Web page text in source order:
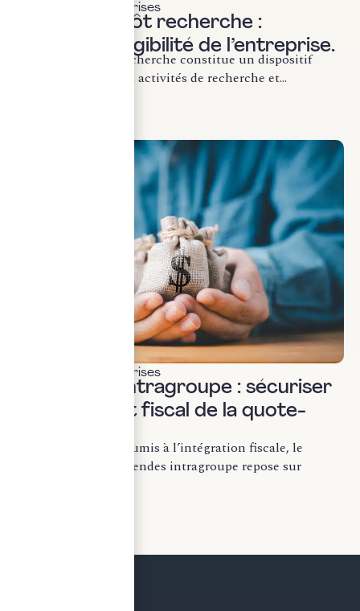
Fiscalité des entreprises
Crédit d’impôt recherche :
sécuriser l’éligibilité de l’entreprise.
Le crédit d’impôt recherche constitue un dispositif
fiscal de soutien aux activités de recherche et...
Fiscalité des entreprises
Dividendes intragroupe : sécuriser
le traitement fiscal de la quote-
Dans les groupes soumis à l’intégration fiscale, le
traitement des dividendes intragroupe repose sur